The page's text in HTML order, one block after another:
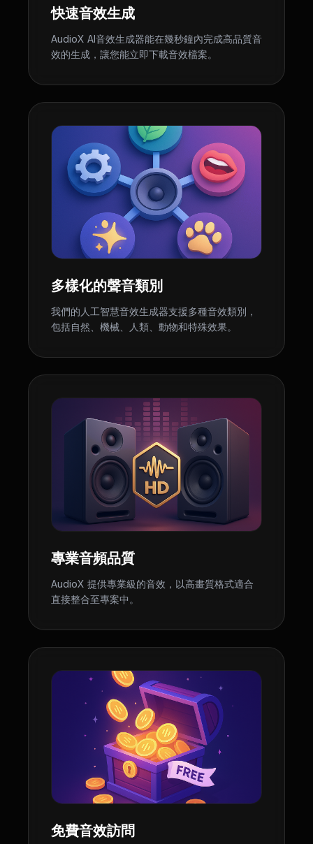
快速音效生成
AudioX AI音效生成器能在幾秒鐘內完成高品質音
效的生成，讓您能立即下載音效檔案。
多樣化的聲音類別
我們的人工智慧音效生成器支援多種音效類別，
包括自然、機械、人類、動物和特殊效果。
專業音頻品質
AudioX 提供專業級的音效，以高畫質格式適合
直接整合至專案中。
免費音效訪問